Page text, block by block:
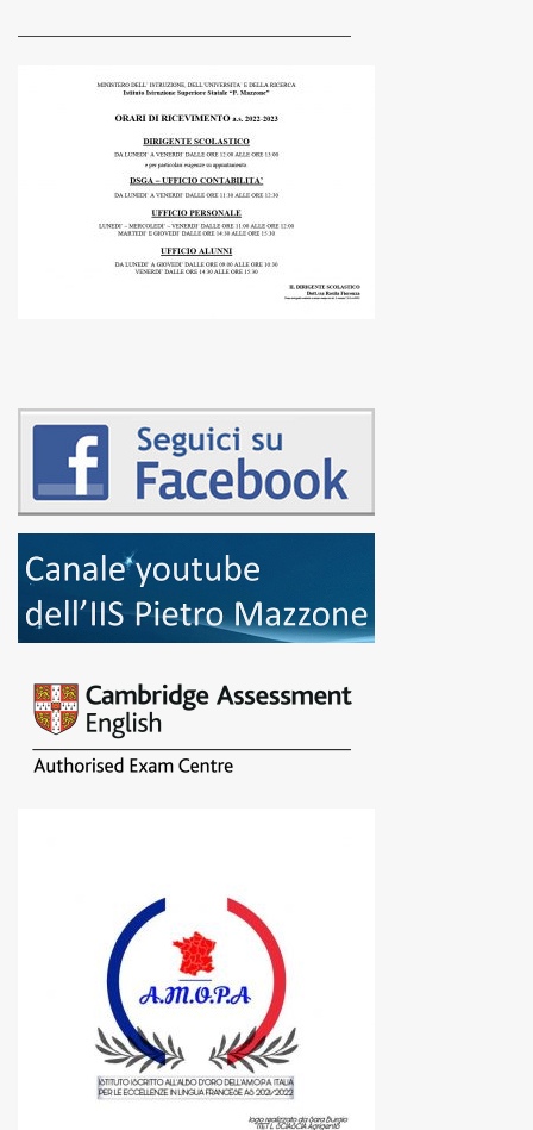
————————————————————